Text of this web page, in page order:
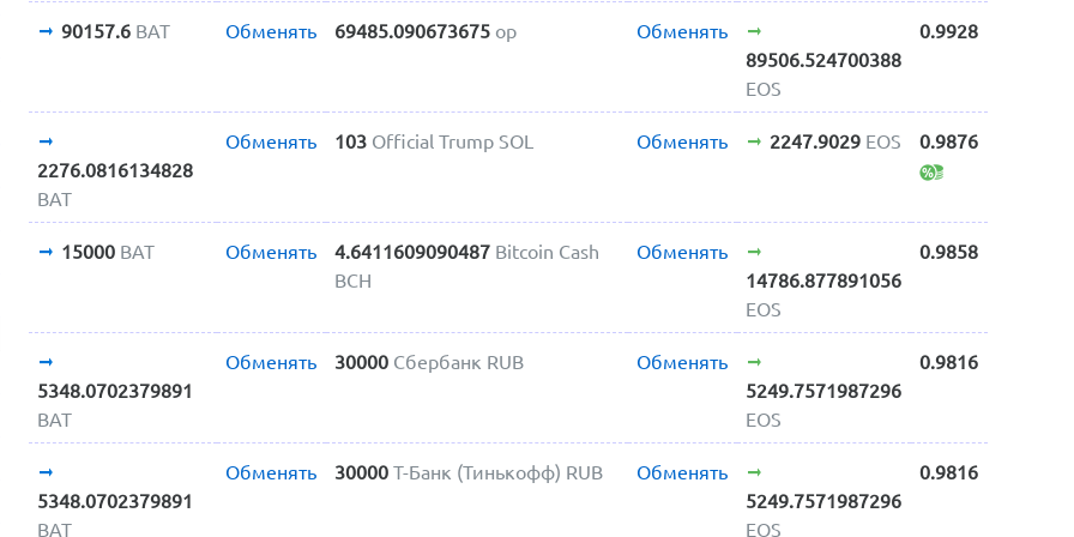
90157.6 BAT Обменять 69485.090673675 op
Обменять
89506.524700388
EOS
0.9928
2276.0816134828
BAT
Обменять 103 Official Trump SOL Обменять 2247.9029 EOS 0.9876
15000 BAT Обменять 4.6411609090487 Bitcoin Cash
BCH
Обменять
14786.877891056
EOS
0.9858
5348.0702379891
BAT
Обменять 30000 Сбербанк RUB
Обменять
5249.7571987296
EOS
0.9816
5348.0702379891
BAT
Обменять 30000 Т-Банк (Тинькофф) RUB
Обменять
5249.7571987296
EOS
0.9816